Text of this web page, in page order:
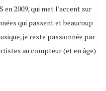
en 2009, qui met l'accent sur
qui passent et beaucoup
je reste passionnée par
au compteur (et en âge)